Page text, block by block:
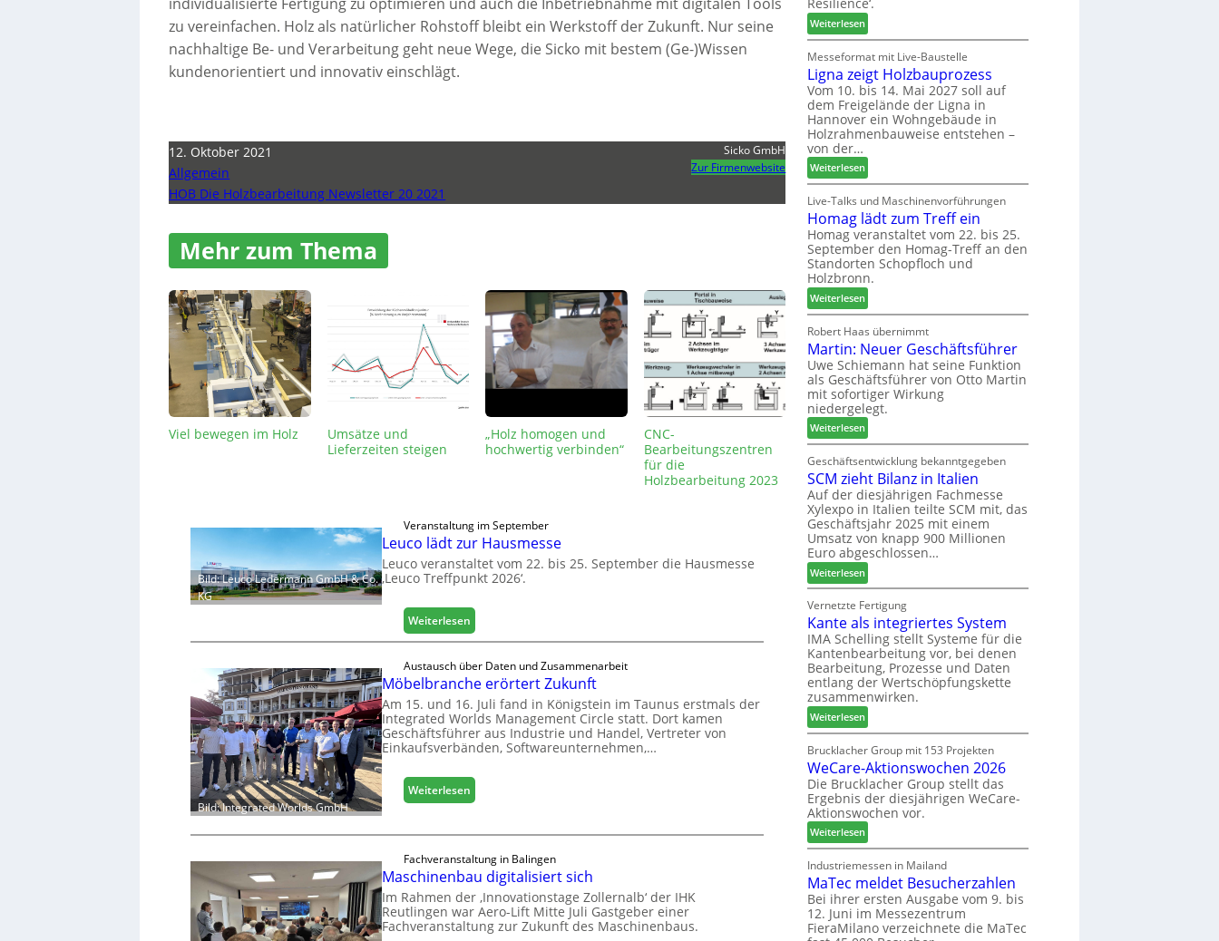
zu vereinfachen. Holz als natürlicher Rohstoff bleibt ein Werkstoff der Zukunft. Nur seine
nachhaltige Be- und Verarbeitung geht neue Wege, die Sicko mit bestem (Ge-)Wissen
kundenorientiert und innovativ einschlägt.
12. Oktober 2021
Allgemein
HOB Die Holzbearbeitung Newsletter 20 2021
Sicko GmbH
Zur Firmenwebsite
Mehr zum Thema
Viel bewegen im Holz
Umsätze und
Lieferzeiten steigen
„Holz homogen und
hochwertig verbinden“
CNC-
Bearbeitungszentren
für die
Holzbearbeitung 2023
Bild: Leuco Ledermann GmbH & Co.
KG
Veranstaltung im September
Leuco lädt zur Hausmesse
Leuco veranstaltet vom 22. bis 25. September die Hausmesse
‚Leuco Treffpunkt 2026‘.
Weiterlesen:
L
u
c
o
l
ä
d
t
z
a
u
s
m
e
Bild: Integrated Worlds GmbH
Austausch über Daten und Zusammenarbeit
Möbelbranche erörtert Zukunft
Am 15. und 16. Juli fand in Königstein im Taunus erstmals der
Integrated Worlds Management Circle statt. Dort kamen
Geschäftsführer aus Industrie und Handel, Vertreter von
Einkaufsverbänden, Softwareunternehmen,…
Weiterlesen:
M
b
e
l
b
r
a
Fachveranstaltung in Balingen
Maschinenbau digitalisiert sich
Im Rahmen der ‚Innovationstage Zollernalb‘ der IHK
Reutlingen war Aero-Lift Mitte Juli Gastgeber einer
Fachveranstaltung zur Zukunft des Maschinenbaus.
e
n
t
f
ü
P
a
n
t
a
g
-
F
ä
s
e
r
u
n
d
-
V
r
b
i
n
d
e
r
Resilience‘.
Weiterlesen:
L
e
i
t
t
h
e
a
d
e
r
I
n
t
e
r
z
u
m
2
0
2
7
Messeformat mit Live-Baustelle
Ligna zeigt Holzbauprozess
Vom 10. bis 14. Mai 2027 soll auf
dem Freigelände der Ligna in
Hannover ein Wohngebäude in
Holzrahmenbauweise entstehen –
von der…
Weiterlesen:
L
i
g
n
a
z
e
i
g
t
H
o
l
z
b
a
u
p
r
o
z
e
s
s
Live-Talks und Maschinenvorführungen
Homag lädt zum Treff ein
Homag veranstaltet vom 22. bis 25.
September den Homag-Treff an den
Standorten Schopfloch und
Holzbronn.
Weiterlesen:
H
o
m
a
g
l
ä
d
t
z
u
m
T
r
e
f
f
e
i
n
Robert Haas übernimmt
Martin: Neuer Geschäftsführer
Uwe Schiemann hat seine Funktion
als Geschäftsführer von Otto Martin
mit sofortiger Wirkung
niedergelegt.
Weiterlesen:
M
a
r
t
i
n
:
N
e
u
e
r
G
e
s
c
h
ä
f
t
s
f
ü
h
r
e
r
Geschäftsentwicklung bekanntgegeben
SCM zieht Bilanz in Italien
Auf der diesjährigen Fachmesse
Xylexpo in Italien teilte SCM mit, das
Geschäftsjahr 2025 mit einem
Umsatz von knapp 900 Millionen
Euro abgeschlossen…
Weiterlesen:
S
C
M
z
i
e
h
t
B
i
l
a
n
z
i
n
I
t
a
l
i
e
Vernetzte Fertigung
Kante als integriertes System
IMA Schelling stellt Systeme für die
Kantenbearbeitung vor, bei denen
Bearbeitung, Prozesse und Daten
entlang der Wertschöpfungskette
zusammenwirken.
Weiterlesen:
K
a
n
t
e
a
s
i
n
t
e
g
Brucklacher Group mit 153 Projekten
WeCare-Aktionswochen 2026
Die Brucklacher Group stellt das
Ergebnis der diesjährigen WeCare-
Aktionswochen vor.
Weiterlesen:
W
e
C
a
r
e
Industriemessen in Mailand
MaTec meldet Besucherzahlen
Bei ihrer ersten Ausgabe vom 9. bis
12. Juni im Messezentrum
FieraMilano verzeichnete die MaTec